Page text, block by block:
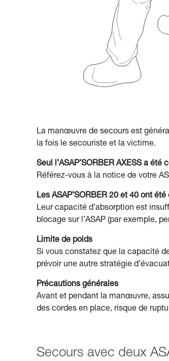
La manœuvre de secours est
la fois le secouriste et la victime.
Seul l’ASAP’SORBER AXESS a
Référez-vous à la notice de votre
Les ASAP’SORBER 20 et 40 ont
Leur capacité d’absorption est
blocage sur l’ASAP (par exemple,
Limite de poids
Si vous constatez que la capacité
prévoir une autre stratégie
Précautions générales
Avant et pendant la manœuvre,
des cordes en place, risque de
Secours avec deux